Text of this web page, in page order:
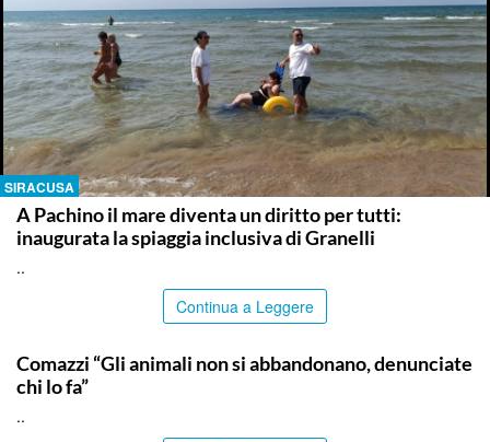
SIRACUSA
A Pachino il mare diventa un diritto per tutti:
inaugurata la spiaggia inclusiva di Granelli
..
Continua a Leggere
Comazzi “Gli animali non si abbandonano, denunciate
chi lo fa”
..